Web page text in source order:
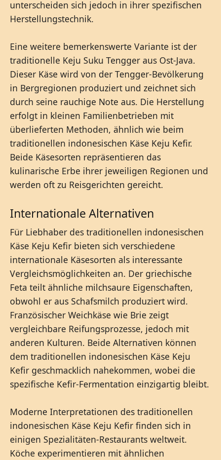
unterscheiden sich jedoch in ihrer spezifischen
Herstellungstechnik.
Eine weitere bemerkenswerte Variante ist der
traditionelle Keju Suku Tengger aus Ost-Java.
Dieser Käse wird von der Tengger-Bevölkerung
in Bergregionen produziert und zeichnet sich
durch seine rauchige Note aus. Die Herstellung
erfolgt in kleinen Familienbetrieben mit
überlieferten Methoden, ähnlich wie beim
traditionellen indonesischen Käse Keju Kefir.
Beide Käsesorten repräsentieren das
kulinarische Erbe ihrer jeweiligen Regionen und
werden oft zu Reisgerichten gereicht.
Internationale Alternativen
Für Liebhaber des traditionellen indonesischen
Käse Keju Kefir bieten sich verschiedene
internationale Käsesorten als interessante
Vergleichsmöglichkeiten an. Der griechische
Feta teilt ähnliche milchsaure Eigenschaften,
obwohl er aus Schafsmilch produziert wird.
Französischer Weichkäse wie Brie zeigt
vergleichbare Reifungsprozesse, jedoch mit
anderen Kulturen. Beide Alternativen können
dem traditionellen indonesischen Käse Keju
Kefir geschmacklich nahekommen, wobei die
spezifische Kefir-Fermentation einzigartig bleibt.
Moderne Interpretationen des traditionellen
indonesischen Käse Keju Kefir finden sich in
einigen Spezialitäten-Restaurants weltweit.
Köche experimentieren mit ähnlichen